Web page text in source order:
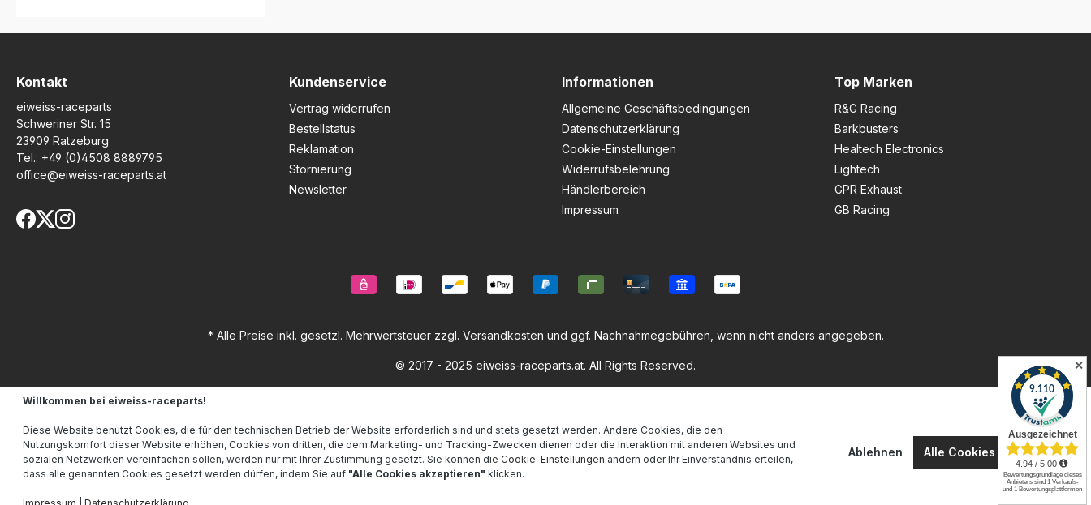
Kontakt
eiweiss-raceparts
Schweriner Str. 15
23909 Ratzeburg
Tel.: +49 (0)4508 8889795
office@eiweiss-raceparts.at
Kundenservice
Vertrag widerrufen
Bestellstatus
Reklamation
Stornierung
Newsletter
Informationen
Allgemeine Geschäftsbedingungen
Datenschutzerklärung
Cookie-Einstellungen
Widerrufsbelehrung
Händlerbereich
Impressum
Top Marken
R&G Racing
Barkbusters
Healtech Electronics
Lightech
GPR Exhaust
GB Racing
* Alle Preise inkl. gesetzl. Mehrwertsteuer zzgl. Versandkosten und ggf. Nachnahmegebühren, wenn nicht anders angegeben.
© 2017 - 2025 eiweiss-raceparts.at. All Rights Reserved.
Willkommen bei eiweiss-raceparts!
Diese Website benutzt Cookies, die für den technischen Betrieb der Website erforderlich sind und stets gesetzt werden. Andere Cookies, die den
Nutzungskomfort dieser Website erhöhen, Cookies von dritten, die dem Marketing- und Tracking-Zwecken dienen oder die Interaktion mit anderen Websites und
sozialen Netzwerken vereinfachen sollen, werden nur mit Ihrer Zustimmung gesetzt. Sie können die Cookie-Einstellungen ändern oder Ihr Einverständnis erteilen,
dass alle genannten Cookies gesetzt werden dürfen, indem Sie auf "Alle Cookies akzeptieren" klicken.
Ablehnen Alle Cookies akzeptieren
✕